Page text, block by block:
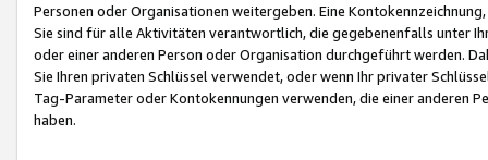
Personen oder Organisationen weitergeben. Eine
Sie sind für alle Aktivitäten verantwortlich, die gegebenenfalls unter
oder einer anderen Person oder Organisation durchgeführt werden.
Sie Ihren privaten Schlüssel verwendet, oder wenn Ihr privater
Tag-Parameter oder Kontokennungen verwenden, die einer anderen
haben.